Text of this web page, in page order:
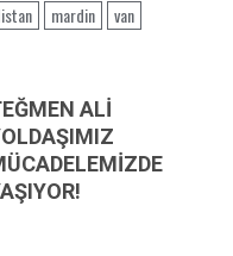
mardin van
ALİ